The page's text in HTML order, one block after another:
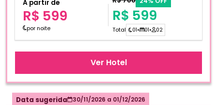
A partir de
R$ 599
por noite
R$ 599
Total 01• 01• 02
Ver Hotel
Data sugerida 30/11/2026 a 01/12/2026